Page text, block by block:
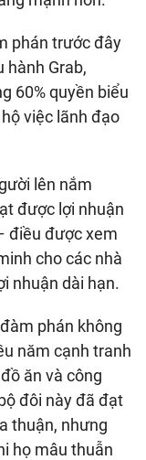
phán trước đây
hành Grab,
60% quyền biểu
việc lãnh đạo
lên nắm
được lợi nhuận
điều được xem
cho các nhà
nhuận dài hạn.
phán không
năm cạnh tranh
ăn và công
đôi này đã đạt
thuận, nhưng
họ mâu thuẫn